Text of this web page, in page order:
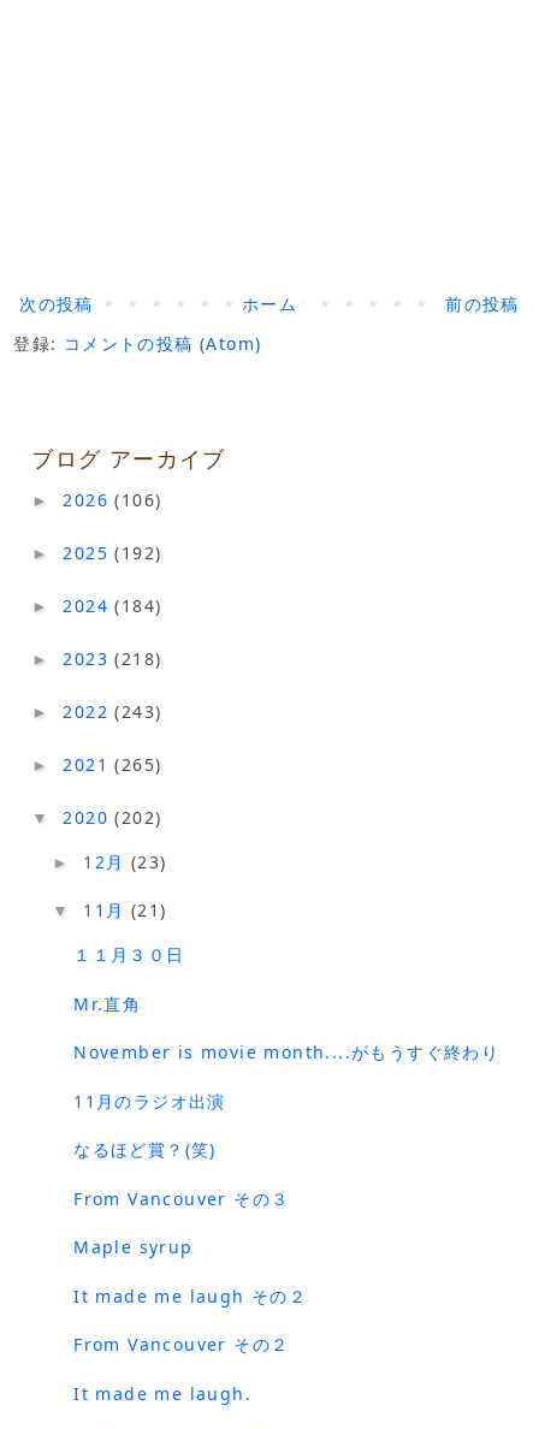
次の投稿 前の投稿
ホーム
登録: コメントの投稿 (Atom)
ブログ アーカイブ
► 2026(106)
► 2025(192)
► 2024(184)
► 2023(218)
► 2022(243)
► 2021(265)
▼ 2020(202)
► 12月 (23)
▼ 11月 (21)
１１月３０日
Mr.直角
November is movie month....がもうすぐ終わり
11月のラジオ出演
なるほど賞？(笑)
From Vancouver その３
Maple syrup
It made me laugh その２
From Vancouver その２
It made me laugh.